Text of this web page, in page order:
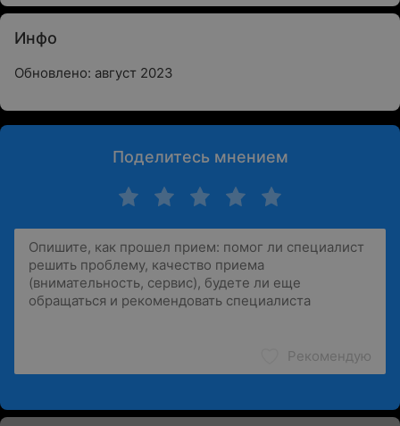
Инфо
Обновлено: август 2023
Поделитесь мнением
Рекомендую